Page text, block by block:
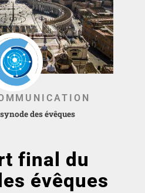
des évêques
final du
évêques